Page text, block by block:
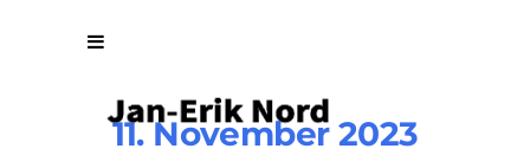
11. November 2023